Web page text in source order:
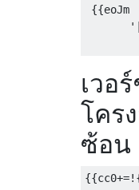
เวอ
โคร
ซ้อน